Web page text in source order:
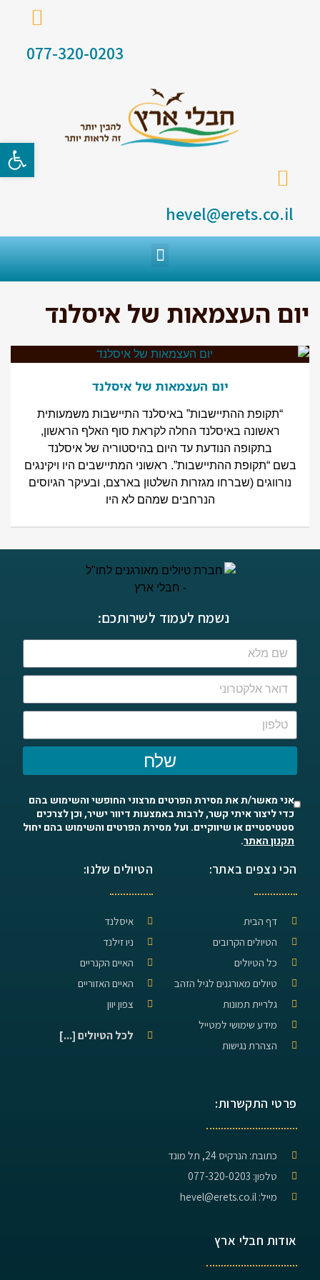
077-320-0203
hevel@erets.co.il
יום העצמאות של איסלנד
יום העצמאות של איסלנד
“תקופת ההתיישבות” באיסלנד התיישבות משמעותית
ראשונה באיסלנד החלה לקראת סוף האלף הראשון,
בתקופה הנודעת עד היום בהיסטוריה של איסלנד
בשם “תקופת ההתיישבות”. ראשוני המתיישבים היו ויקינגים
נורווגים (שברחו מגזרות השלטון בארצם, ובעיקר הגיוסים
הנרחבים שמהם לא היו
נשמח לעמוד לשירותכם:
שלח
אני מאשר/ת את מסירת הפרטים מרצוני החופשי והשימוש בהם
כדי ליצור איתי קשר, לרבות באמצעות דיוור ישיר, וכן לצרכים
סטטיסטיים או שיווקיים. ועל מסירת הפרטים והשימוש בהם יחול
תקנון האתר.
הכי נצפים באתר:
דף הבית
הטיולים הקרובים
כל הטיולים
טיולים מאורגנים לגיל הזהב
גלריית תמונות
מידע שימושי למטייל
הצהרת נגישות
הטיולים שלנו:
איסלנד
ניו זילנד
האיים הקנריים
האיים האזוריים
צפון יוון
לכל הטיולים [...]
פרטי התקשרות:
כתובת: הנרקיס 24, תל מונד
טלפון: 077-320-0203
מייל: hevel@erets.co.il
אודות חבלי ארץ
פתח